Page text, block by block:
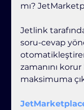
mı?
Jetlink
soru-cevap
zamanını
maksimuma